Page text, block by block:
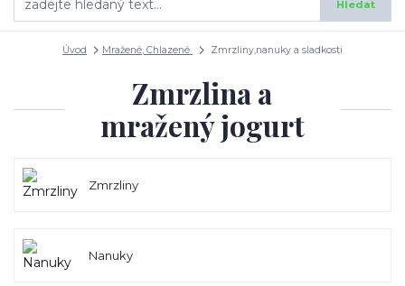
Hledat
Úvod Mražené, Chlazené Zmrzliny,nanuky a sladkosti
Zmrzlina a
mražený jogurt
Zmrzliny
Nanuky